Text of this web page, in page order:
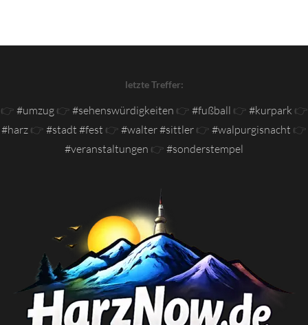
letzte Treffer:
👉 #umzug👉 #sehenswürdigkeiten 👉 #fußball 👉 #kurpark 👉
#harz 👉 #stadt #fest 👉 #walter #sittler 👉 #walpurgisnacht 👉
#veranstaltungen 👉 #sonderstempel